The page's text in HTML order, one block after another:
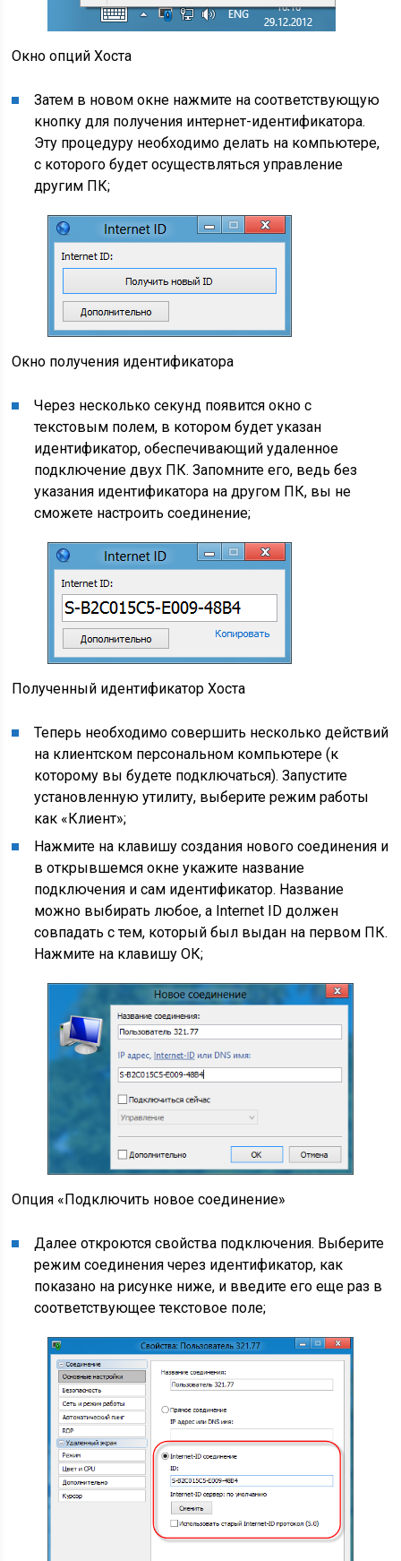
Окно опций Хоста
Затем в новом окне нажмите на соответствующую
кнопку для получения интернет-идентификатора.
Эту процедуру необходимо делать на компьютере,
с которого будет осуществляться управление
другим ПК;
Окно получения идентификатора
Через несколько секунд появится окно с
текстовым полем, в котором будет указан
идентификатор, обеспечивающий удаленное
подключение двух ПК. Запомните его, ведь без
указания идентификатора на другом ПК, вы не
сможете настроить соединение;
Полученный идентификатор Хоста
Теперь необходимо совершить несколько действий
на клиентском персональном компьютере (к
которому вы будете подключаться). Запустите
установленную утилиту, выберите режим работы
как «Клиент»;
Нажмите на клавишу создания нового соединения и
в открывшемся окне укажите название
подключения и сам идентификатор. Название
можно выбирать любое, а Internet ID должен
совпадать с тем, который был выдан на первом ПК.
Нажмите на клавишу ОК;
Опция «Подключить новое соединение»
Далее откроются свойства подключения. Выберите
режим соединения через идентификатор, как
показано на рисунке ниже, и введите его еще раз в
соответствующее текстовое поле;